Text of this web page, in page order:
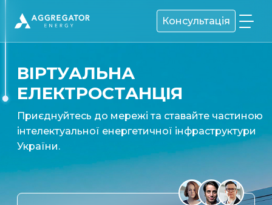
Консультація
ВІРТУАЛЬНА
ЕЛЕКТРОСТАНЦІЯ
Приєднуйтесь до мережі та ставайте частиною
інтелектуальної енергетичної інфраструктури
України.